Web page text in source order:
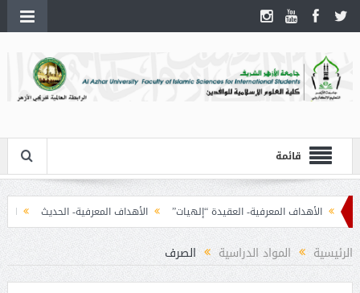
قائمة
الأهداف المعرفية- العقيدة “إلهيات” الأهداف المعرفية- الحديث
الرئيسية المواد الدراسية الصرف